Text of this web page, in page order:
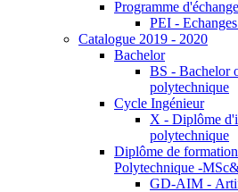
Programme d'échange
PEI -
Catalogue 2019 - 2020
Bachelor
BS - Bachelor
polytechnique
Cycle Ingénieur
X - Diplôme
polytechnique
Diplôme de
Polytechnique -
GD-AIM -